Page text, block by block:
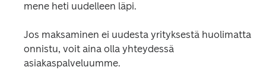
mene heti uudelleen läpi.
Jos maksaminen ei uudesta yrityksestä huolimatta
onnistu, voit aina olla yhteydessä
asiakaspalveluumme.